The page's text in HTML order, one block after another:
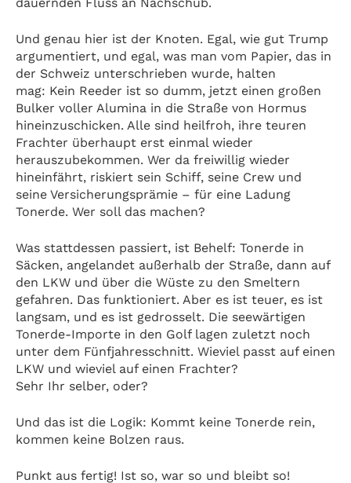
Und genau hier ist der Knoten. Egal, wie gut Trump
argumentiert, und egal, was man vom Papier, das in
der Schweiz unterschrieben wurde, halten
mag: Kein Reeder ist so dumm, jetzt einen großen
Bulker voller Alumina in die Straße von Hormus
hineinzuschicken. Alle sind heilfroh, ihre teuren
Frachter überhaupt erst einmal wieder
herauszubekommen. Wer da freiwillig wieder
hineinfährt, riskiert sein Schiff, seine Crew und
seine Versicherungsprämie – für eine Ladung
Tonerde. Wer soll das machen?
Was stattdessen passiert, ist Behelf: Tonerde in
Säcken, angelandet außerhalb der Straße, dann auf
den LKW und über die Wüste zu den Smeltern
gefahren. Das funktioniert. Aber es ist teuer, es ist
langsam, und es ist gedrosselt. Die seewärtigen
Tonerde-Importe in den Golf lagen zuletzt noch
unter dem Fünfjahresschnitt. Wieviel passt auf einen
LKW und wieviel auf einen Frachter?
Sehr Ihr selber, oder?
Und das ist die Logik: Kommt keine Tonerde rein,
kommen keine Bolzen raus.
Punkt aus fertig! Ist so, war so und bleibt so!